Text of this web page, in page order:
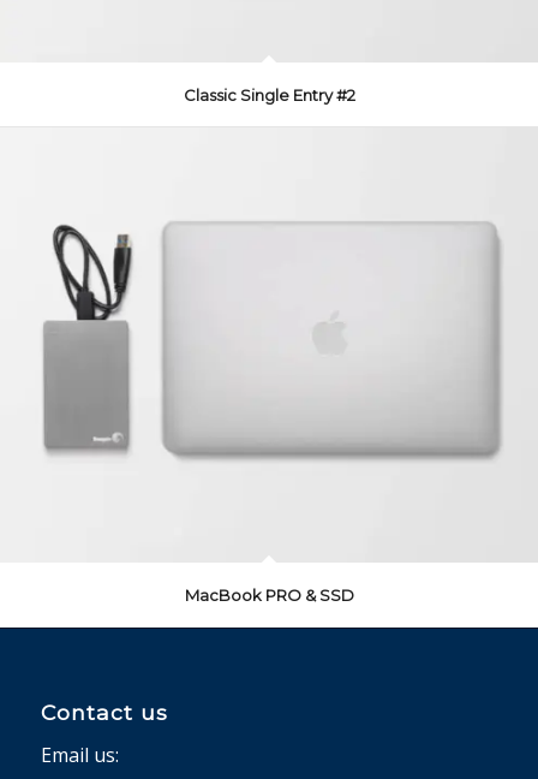
Classic Single Entry #2
MacBook PRO & SSD
Contact us
Email us: